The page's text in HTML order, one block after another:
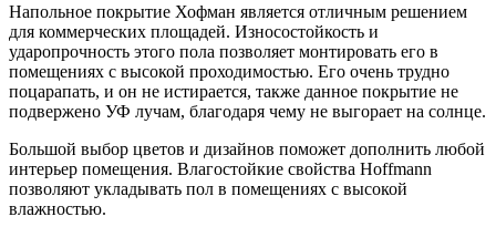
Напольное покрытие Хофман является отличным решением
для коммерческих площадей. Износостойкость и
ударопрочность этого пола позволяет монтировать его в
помещениях с высокой проходимостью. Его очень трудно
поцарапать, и он не истирается, также данное покрытие не
подвержено УФ лучам, благодаря чему не выгорает на солнце.
Большой выбор цветов и дизайнов поможет дополнить любой
интерьер помещения. Влагостойкие свойства Hoffmann
позволяют укладывать пол в помещениях с высокой
влажностью.